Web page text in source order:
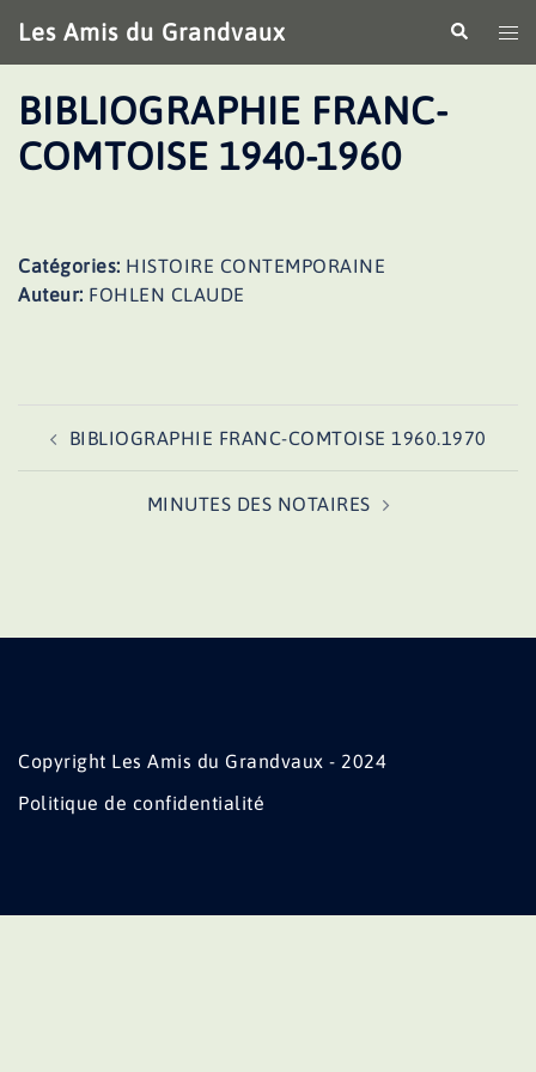
au
contenu
Les Amis du Grandvaux
le
BIBLIOGRAPHIE FRANC-
COMTOISE 1940-1960
Catégories: HISTOIRE CONTEMPORAINE
Auteur: FOHLEN CLAUDE
d’article
BIBLIOGRAPHIE FRANC-COMTOISE 1960.1970
MINUTES DES NOTAIRES
Copyright Les Amis du Grandvaux - 2024
Politique de confidentialité